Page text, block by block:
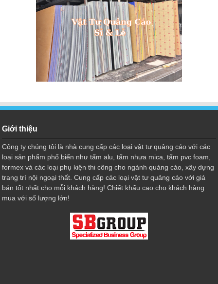
Giới thiệu
Công ty chúng tôi là nhà cung cấp các loại vật tư quảng cáo với các
loại sản phẩm phổ biến như tấm alu, tấm nhựa mica, tấm pvc foam,
formex và các loại phụ kiện thi công cho ngành quảng cáo, xây dựng
trang trí nội ngoại thất. Cung cấp các loại vật tư quảng cáo với giá
bán tốt nhất cho mỗi khách hàng! Chiết khấu cao cho khách hàng
mua với số lượng lớn!